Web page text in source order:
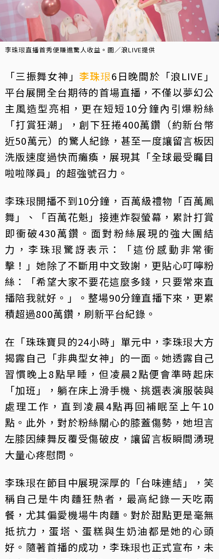
李珠珢直播首秀便賺進驚人收益。圖／浪LIVE提供
「三振舞女神」 李珠珢6日晚間於「浪LIVE」
平台展開全台期待的首場直播，不僅以夢幻公
主風造型亮相，更在短短10分鐘內引爆粉絲
「打賞狂潮」，創下狂捲400萬鑽（約新台幣
近50萬元）的驚人紀錄，甚至一度讓留言板因
洗版速度過快而癱瘓，展現其「全球最受矚目
啦啦隊員」的超強號召力。
李珠珢開播不到10分鐘，百萬級禮物「百萬鳳
舞」、「百萬花魁」接連炸裂螢幕，累計打賞
即衝破430萬鑽。面對粉絲展現的強大團結
力，李珠珢驚訝表示：「這份感動非常衝
擊！」她除了不斷用中文致謝，更貼心叮嚀粉
絲：「希望大家不要花這麼多錢，只要常來直
播陪我就好。」。整場90分鐘直播下來，更累
積超過800萬鑽，刷新平台紀錄。
在「珠珠寶貝的24小時」單元中，李珠珢大方
揭露自己「非典型女神」的一面。她透露自己
習慣晚上8點早睡，但凌晨2點便會準時起床
「加班」，躺在床上滑手機、挑選表演服裝與
處理工作，直到凌晨4點再回補眠至上午10
點。此外，對於粉絲關心的膝蓋傷勢，她坦言
左膝因練舞反覆受傷破皮，讓留言板瞬間湧現
大量心疼慰問。
李珠珢在節目中展現深厚的「台味連結」，笑
稱自己是牛肉麵狂熱者，最高紀錄一天吃兩
餐，尤其偏愛機場牛肉麵。對於甜點更是毫無
抵抗力，蛋塔、蛋糕與生奶油都是她的心頭
好。隨著首播的成功，李珠珢也正式宣布，未